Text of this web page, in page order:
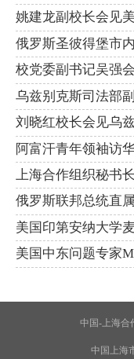
姚建龙副校长会见
俄罗斯圣彼得堡市
校党委副书记吴强
乌兹别克斯司法部
刘晓红校长会见乌
阿富汗青年领袖访
上海合作组织秘书
俄罗斯联邦总统直
美国印第安纳大学
美国中东问题专家
中国-上海合
中国上海